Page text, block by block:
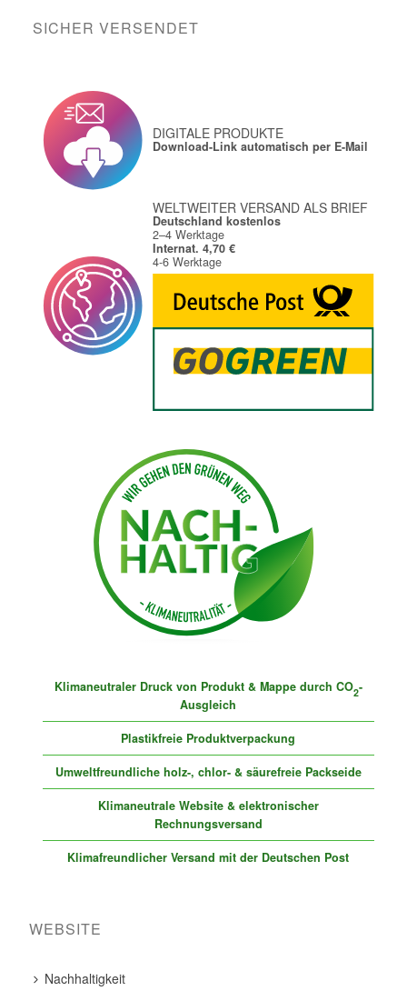
SICHER VERSENDET
DIGITALE PRODUKTE
Download-Link automatisch per E-Mail
WELTWEITER VERSAND ALS BRIEF
Deutschland kostenlos
2–4 Werktage
Internat. 4,70 €
4-6 Werktage
Klimaneutraler Druck von Produkt & Mappe durch CO2-
Ausgleich
Plastikfreie Produktverpackung
Umweltfreundliche holz-, chlor- & säurefreie Packseide
Klimaneutrale Website & elektronischer
Rechnungsversand
Klimafreundlicher Versand mit der Deutschen Post
WEBSITE
Nachhaltigkeit